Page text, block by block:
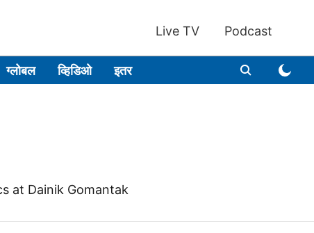
Live TV Podcast
ग्लोबल व्हिडिओ इतर
at Dainik Gomantak